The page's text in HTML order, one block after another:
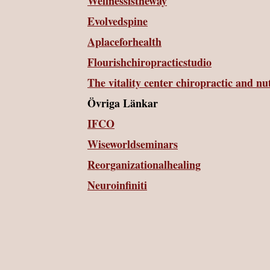
Evolvedspine
Aplaceforhealth
Flourishchiropracticstudio
The vitality center chiropractic and
Övriga Länkar
IFCO
Wiseworldseminars
Reorganizationalhealing
Neuroinfiniti